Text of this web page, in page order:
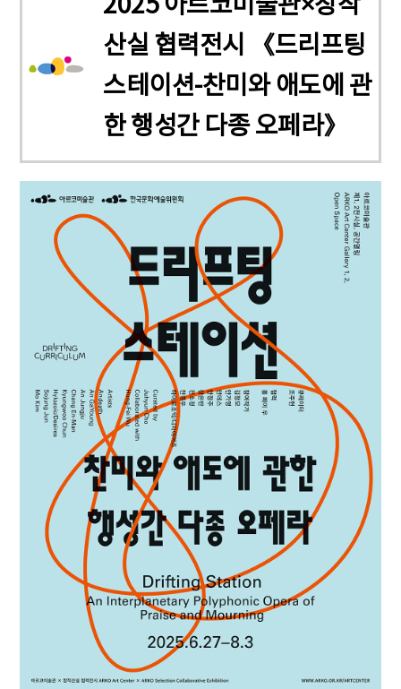
2025 아르코미술관×창작
산실 협력전시 《드리프팅
스테이션-찬미와 애도에 관
한 행성간 다종 오페라》